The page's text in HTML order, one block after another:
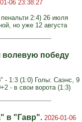
06 23:38:27
2:4) 26 июля
но уже 12 августа
волевую победу
- 1:3 (1:0) Голы: Саэнс, 9
- в свои ворота (1:3)
в "Гавр". 2026-01-06